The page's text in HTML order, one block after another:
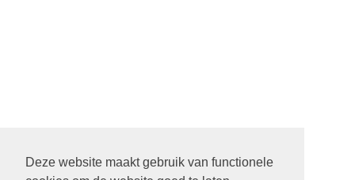
Deze website maakt gebruik van functionele